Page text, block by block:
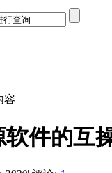
容
件的互